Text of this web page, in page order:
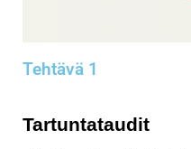
Tehtävä 1